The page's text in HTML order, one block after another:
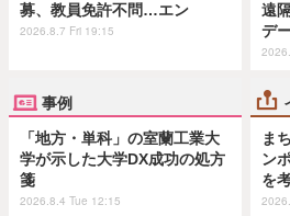
募、教員免許不問…エン
2026.8.7 Fri 19:15
遠
デ
事例
「地方・単科」の室蘭工業大
学が示した大学DX成功の処方
箋
2026.8.4 Tue 12:15
ま
ン
を